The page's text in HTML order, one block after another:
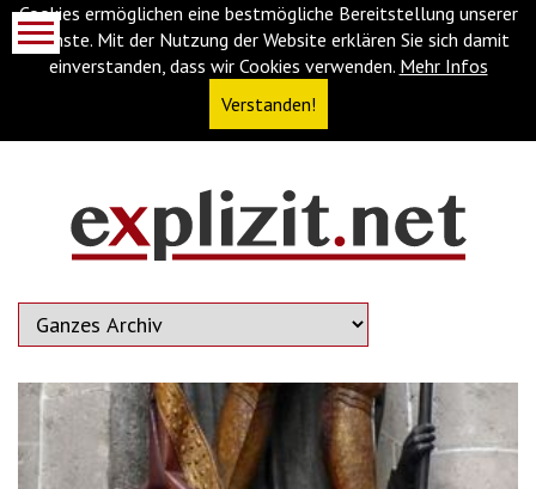
Cookies ermöglichen eine bestmögliche Bereitstellung unserer
Dienste. Mit der Nutzung der Website erklären Sie sich damit
einverstanden, dass wir Cookies verwenden. Mehr Infos
Verstanden!
(Accesskey
'1')Zur
springen
(Accesskey
'3')Zur
Suche